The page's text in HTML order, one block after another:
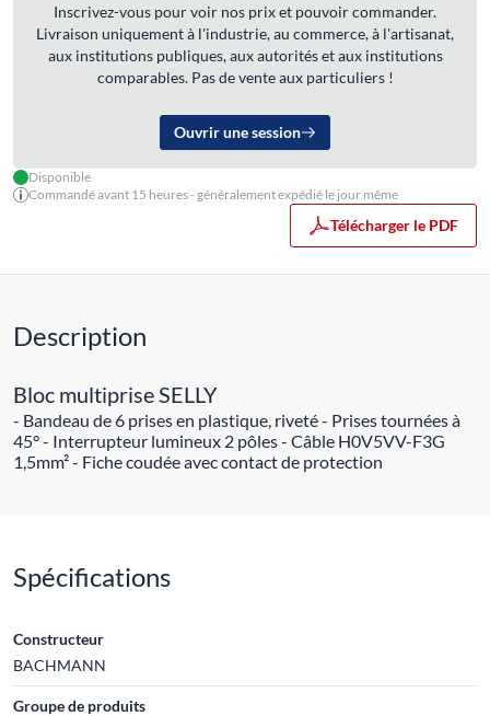
Inscrivez-vous pour voir nos prix et pouvoir commander.
Livraison uniquement à l'industrie, au commerce, à l'artisanat,
aux institutions publiques, aux autorités et aux institutions
comparables. Pas de vente aux particuliers !
Ouvrir une session
Disponible
Commandé avant 15 heures - généralement expédié le jour même
Télécharger le PDF
Description
Bloc multiprise SELLY
- Bandeau de 6 prises en plastique, riveté - Prises tournées à
45° - Interrupteur lumineux 2 pôles - Câble H0V5VV-F3G
1,5mm² - Fiche coudée avec contact de protection
Spécifications
Constructeur
BACHMANN
Groupe de produits